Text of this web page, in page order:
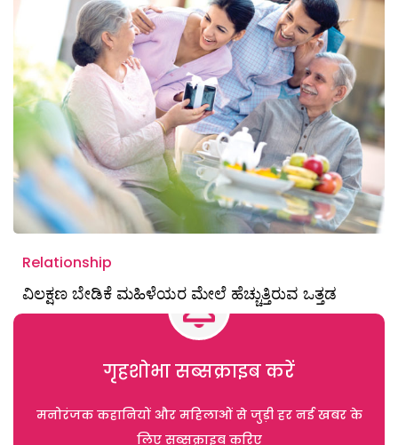
Relationship
ವಿಲಕ್ಷಣ ಬೇಡಿಕೆ ಮಹಿಳೆಯರ ಮೇಲೆ ಹೆಚ್ಚುತ್ತಿರುವ ಒತ್ತಡ
गृहशोभा सब्सक्राइब करें
मनोरंजक कहानियों और महिलाओं से जुड़ी हर नई खबर के
लिए सब्सक्राइब करिए